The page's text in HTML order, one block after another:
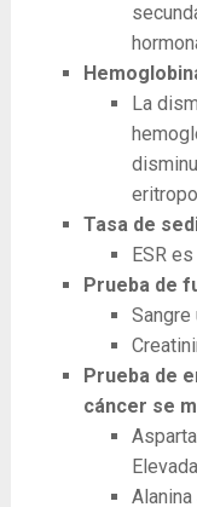
La
Tasa de
ESR
Prueba de
Sangre
Prueba de
cáncer se
Elevada